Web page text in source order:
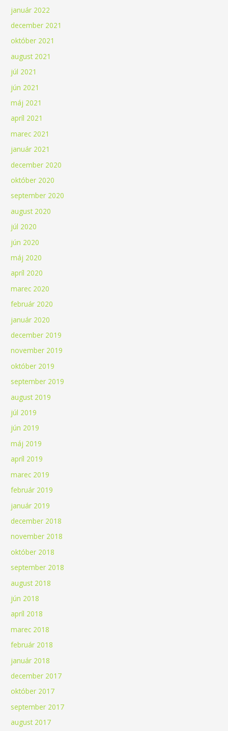
január 2022
december 2021
október 2021
august 2021
júl 2021
jún 2021
máj 2021
apríl 2021
marec 2021
január 2021
december 2020
október 2020
september 2020
august 2020
júl 2020
jún 2020
máj 2020
apríl 2020
marec 2020
február 2020
január 2020
december 2019
november 2019
október 2019
september 2019
august 2019
júl 2019
jún 2019
máj 2019
apríl 2019
marec 2019
február 2019
január 2019
december 2018
november 2018
október 2018
september 2018
august 2018
jún 2018
apríl 2018
marec 2018
február 2018
január 2018
december 2017
október 2017
september 2017
august 2017